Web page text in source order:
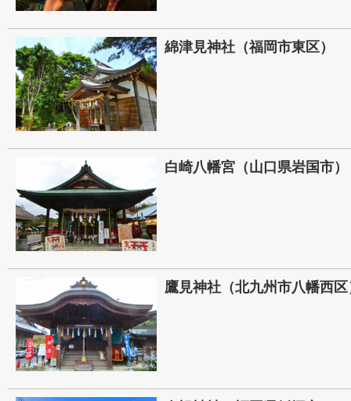
綿津見神社（福岡市東区）
白崎八幡宮（山口県岩国市）
鷹見神社（北九州市八幡西区